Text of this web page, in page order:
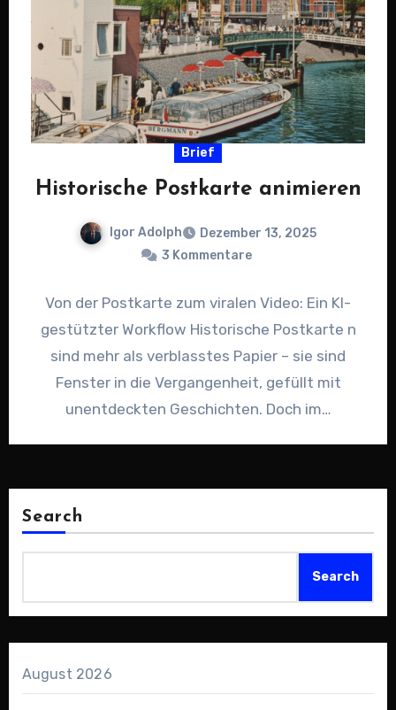
Brief
Historische Postkarte animieren
Igor Adolph
Dezember 13, 2025
3 Kommentare
Von der Postkarte zum viralen Video: Ein KI-
gestützter Workflow Historische Postkarte n
sind mehr als verblasstes Papier – sie sind
Fenster in die Vergangenheit, gefüllt mit
unentdeckten Geschichten. Doch im…
Search
Search
August 2026